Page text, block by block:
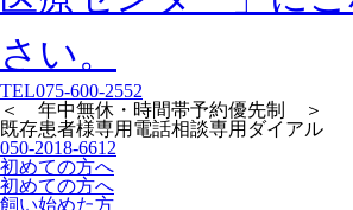
TEL075-600-2552
＜ 年中無休・時間帯予約優先制 ＞
既存患者様専用 電話相談専用ダイアル
050-2018-6612
初めての方へ
初めての方へ
飼い始めた方